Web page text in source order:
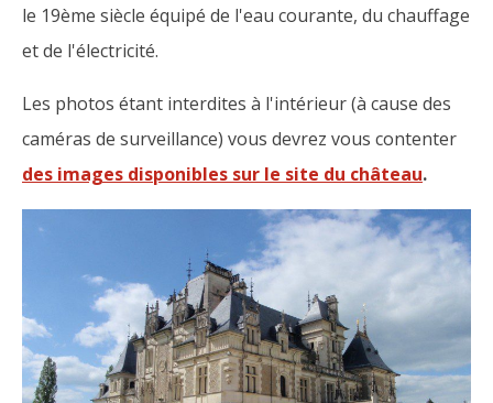
le 19ème siècle équipé de l'eau courante, du chauffage
et de l'électricité.
Les photos étant interdites à l'intérieur (à cause des
caméras de surveillance) vous devrez vous contenter
des images disponibles sur le site du château.